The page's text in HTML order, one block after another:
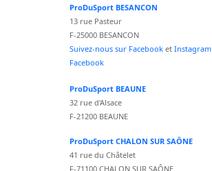
ProDuSport BESANCON
13 rue Pasteur
F-25000 BESANCON
Suivez-nous sur Facebook et Instagram
Facebook
ProDuSport BEAUNE
32 rue d'Alsace
F-21200 BEAUNE
ProDuSport CHALON SUR SAÔNE
41 rue du Châtelet
F-71100 CHALON SUR SAÔNE